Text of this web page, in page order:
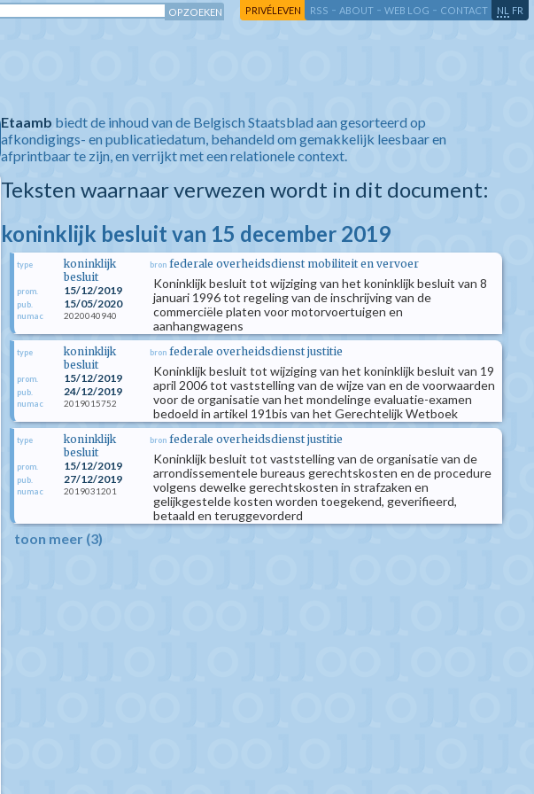
PRIVÉLEVEN RSS - ABOUT - WEB LOG - CONTACT NL FR
Etaamb biedt de inhoud van de Belgisch Staatsblad aan gesorteerd op
afkondigings- en publicatiedatum, behandeld om gemakkelijk leesbaar en
afprintbaar te zijn, en verrijkt met een relationele context.
Teksten waarnaar verwezen wordt in dit document:
koninklijk besluit van 15 december 2019
type
koninklijk
besluit
prom. 15/12/2019
pub. 15/05/2020
numac 2020040940
bron federale overheidsdienst mobiliteit en vervoer
Koninklijk besluit tot wijziging van het koninklijk besluit van 8
januari 1996 tot regeling van de inschrijving van de
commerciële platen voor motorvoertuigen en
aanhangwagens
type
koninklijk
besluit
prom. 15/12/2019
pub. 24/12/2019
numac 2019015752
bron federale overheidsdienst justitie
Koninklijk besluit tot wijziging van het koninklijk besluit van 19
april 2006 tot vaststelling van de wijze van en de voorwaarden
voor de organisatie van het mondelinge evaluatie-examen
bedoeld in artikel 191bis van het Gerechtelijk Wetboek
type
koninklijk
besluit
prom. 15/12/2019
pub. 27/12/2019
numac 2019031201
bron federale overheidsdienst justitie
Koninklijk besluit tot vaststelling van de organisatie van de
arrondissementele bureaus gerechtskosten en de procedure
volgens dewelke gerechtskosten in strafzaken en
gelijkgestelde kosten worden toegekend, geverifieerd,
betaald en teruggevorderd
toon meer (3)